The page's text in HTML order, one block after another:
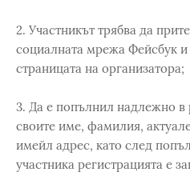
2. Участникът трябва да
социалната мрежа Фейсбук
страницата на организатора;
3. Да е попълнил надлежно в
своите име, фамилия,
имейл адрес, като след
участника регистрацията е